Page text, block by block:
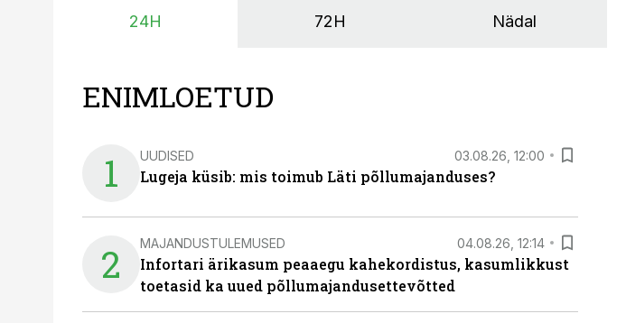
24H 72H Nädal
ENIMLOETUD
1 UUDISED 03.08.26, 12:00
Lugeja küsib: mis toimub Läti põllumajanduses?
2 MAJANDUSTULEMUSED 04.08.26, 12:14
Infortari ärikasum peaaegu kahekordistus, kasumlikkust
toetasid ka uued põllumajandusettevõtted